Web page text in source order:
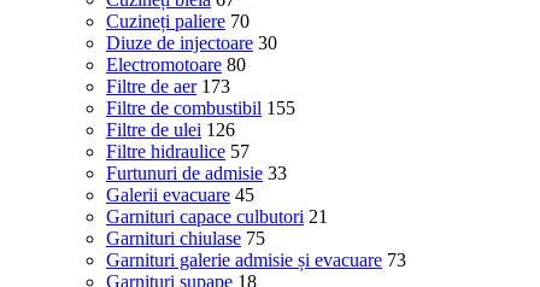
Cuzineți paliere 70
Diuze de injectoare 30
Electromotoare 80
Filtre de aer 173
Filtre de combustibil 155
Filtre de ulei 126
Filtre hidraulice 57
Furtunuri de admisie 33
Galerii evacuare 45
Garnituri capace culbutori 21
Garnituri chiulase 75
Garnituri galerie admisie și evacuare 73
Garnituri supape 18